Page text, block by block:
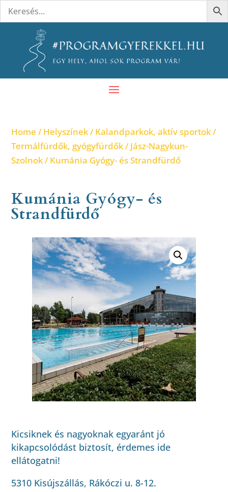
Home /Helyszínek/Kalandparkok, aktív sportok/
Termálfürdők, gyógyfürdők/Jász-Nagykun-
Szolnok/ Kumánia Gyógy- és Strandfürdő
Kumánia Gyógy- és
Strandfürdő
Kicsiknek és nagyoknak egyaránt jó
kikapcsolódást biztosít, érdemes ide
ellátogatni!
5310 Kisújszállás, Rákóczi u. 8-12.